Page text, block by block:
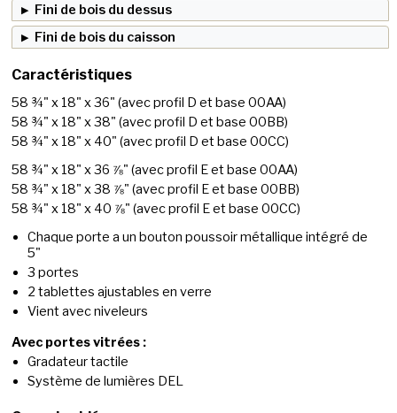
Fini de bois du dessus
Fini de bois du caisson
Caractéristiques
58 ¾" x 18" x 36"(avec profil D et base 00AA)
58 ¾" x 18" x 38"(avec profil D et base 00BB)
58 ¾" x 18" x 40"(avec profil D et base 00CC)
58 ¾" x 18" x 36 ⅞"(avec profil E et base 00AA)
58 ¾" x 18" x 38 ⅞"(avec profil E et base 00BB)
58 ¾" x 18" x 40 ⅞"(avec profil E et base 00CC)
Chaque porte a un bouton poussoir métallique intégré de
5"
3 portes
2 tablettes ajustables en verre
Vient avec niveleurs
Avec portes vitrées :
Gradateur tactile
Système de lumières DEL